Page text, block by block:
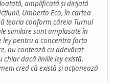
amplificată și dirijată
Umberto Eco, în cartea
teoria conform căreia Turnul
similare sunt amplasate în
ley pentru a concentra forța
nu contează cu adevărat
chiar dacă liniile ley există.
cred că există și acționează